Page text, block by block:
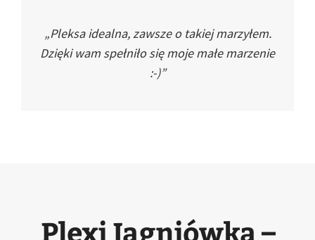
„Pleksa idealna, zawsze o takiej marzyłem.
Dzięki wam spełniło się moje małe marzenie
:-)”
Plexi Jagniówka –